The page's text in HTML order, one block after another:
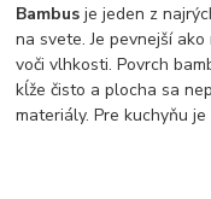
Bambus je jeden z
na svete. Je pevnejší
voči vlhkosti. Povrch
kĺže čisto a plocha sa
materiály. Pre kuchyňu